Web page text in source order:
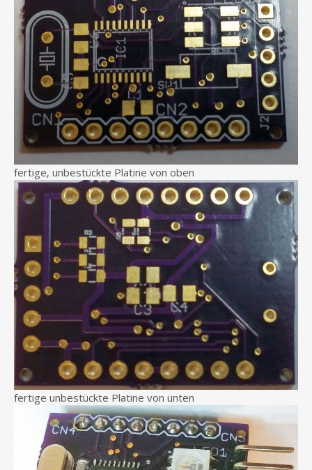
fertige, unbestückte Platine von oben
fertige unbestückte Platine von unten